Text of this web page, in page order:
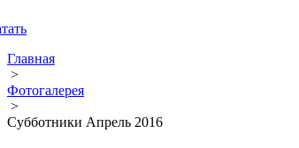
Главная
>
Фотогалерея
>
Субботники Апрель 2016